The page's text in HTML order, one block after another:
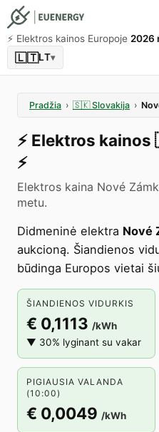
⚡️ Elektros kainos Europoje 2026
🇱🇹LT▾
Pradžia › 🇸🇰 Slovakija ›
⚡️ Elektros kainos
⚡️
Elektros kaina Nové
metu.
Didmeninė elektra Nové
aukcioną. Šiandienos
būdinga Europos vietai
ŠIANDIENOS VIDURKIS
€ 0,1113 /kWh
▼ 30% lyginant su vakar
PIGIAUSIA VALANDA
(10:00)
€ 0,0049 /kWh